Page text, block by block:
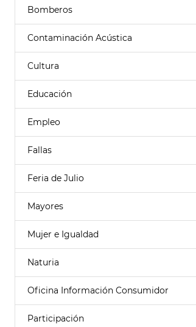
Bomberos
Contaminación Acústica
Cultura
Educación
Empleo
Fallas
Feria de Julio
Mayores
Mujer e Igualdad
Naturia
Oficina Información Consumidor
Participación